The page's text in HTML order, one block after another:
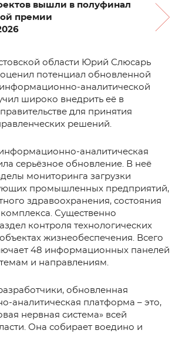
вышли в полуфинал
премии
области Юрий Слюсарь
потенциал обновленной
аналитической
широко внедрить её в
для принятия
решений.
аналитическая
серьёзное обновление. В неё
мониторинга загрузки
промышленных предприятий,
здравоохранения, состояния
комплекса. Существенно
контроля технологических
жизнеобеспечения. Всего
48 информационных панелей
и направлениям.
обновленная
аналитическая платформа – это,
нервная система» всей
Она собирает воедино и